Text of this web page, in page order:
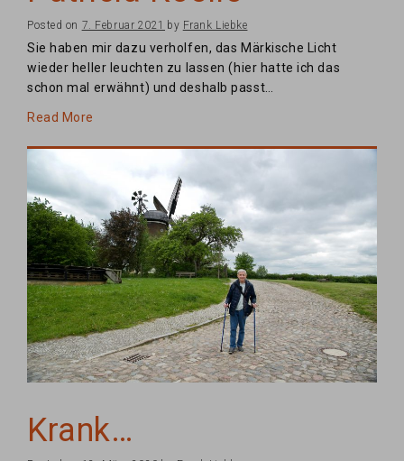
Posted on 7. Februar 2021 by Frank Liebke
Sie haben mir dazu verholfen, das Märkische Licht
wieder heller leuchten zu lassen (hier hatte ich das
schon mal erwähnt) und deshalb passt…
Read More
Krank…